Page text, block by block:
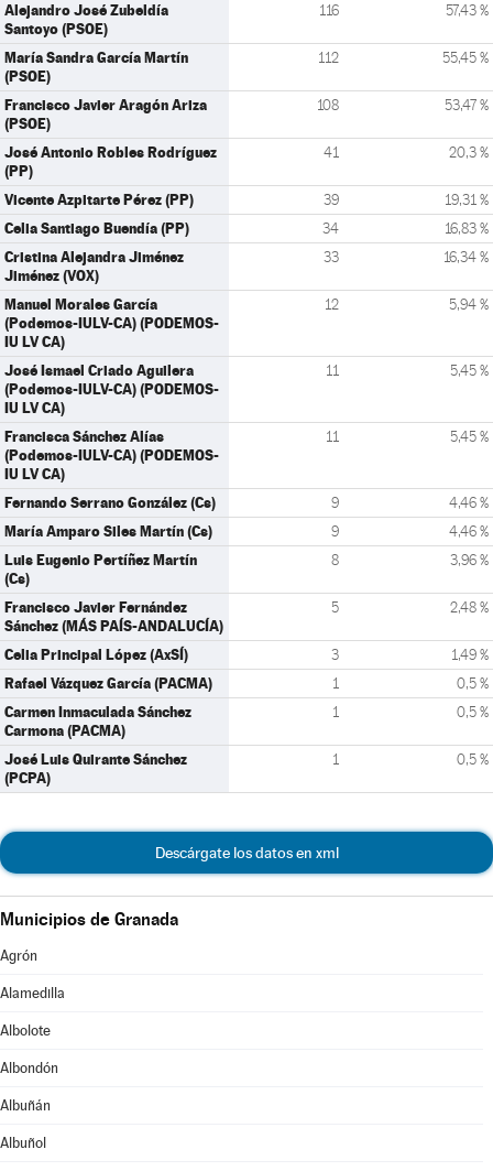
Alejandro José Zubeldía
Santoyo (PSOE)
116 57,43 %
María Sandra García Martín
(PSOE)
112 55,45 %
Francisco Javier Aragón Ariza
(PSOE)
108 53,47 %
José Antonio Robles Rodríguez
(PP)
41 20,3 %
Vicente Azpitarte Pérez (PP) 39 19,31 %
Celia Santiago Buendía (PP) 34 16,83 %
Cristina Alejandra Jiménez
Jiménez (VOX)
33 16,34 %
Manuel Morales García
(Podemos-IULV-CA) (PODEMOS-
IU LV CA)
12 5,94 %
José Ismael Criado Aguilera
(Podemos-IULV-CA) (PODEMOS-
IU LV CA)
11 5,45 %
Francisca Sánchez Alías
(Podemos-IULV-CA) (PODEMOS-
IU LV CA)
11 5,45 %
Fernando Serrano González (Cs) 9 4,46 %
María Amparo Siles Martín (Cs) 9 4,46 %
Luis Eugenio Pertíñez Martín
(Cs)
8 3,96 %
Francisco Javier Fernández
Sánchez (MÁS PAÍS-ANDALUCÍA)
5 2,48 %
Celia Principal López (AxSÍ) 3 1,49 %
Rafael Vázquez García (PACMA) 1 0,5 %
Carmen Inmaculada Sánchez
Carmona (PACMA)
1 0,5 %
José Luis Quirante Sánchez
(PCPA)
1 0,5 %
Descárgate los datos en xml
Municipios de Granada
Agrón
Alamedilla
Albolote
Albondón
Albuñán
Albuñol